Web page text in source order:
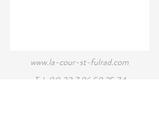
www.la-cour-st-fulrad.com
Tel: 00 33 7 86 58 25 74